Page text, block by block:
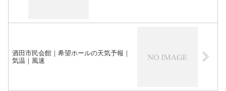
酒田市民会館｜希望ホールの天気予報｜
気温｜風速